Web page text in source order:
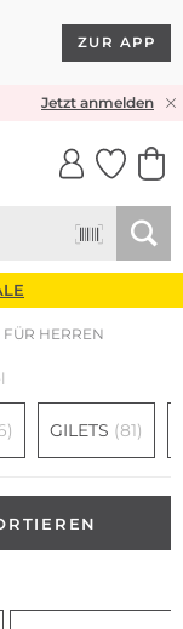
ZUR APP
Jetzt anmelden
HERREN
GILETS (81)